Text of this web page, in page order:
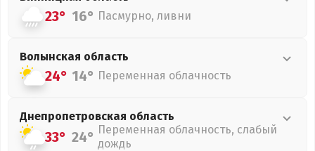
23° 16° Пасмурно, ливни
Волынская область
24° 14° Переменная облачность
Днепропетровская область
33° 24° Переменная облачность, слабый
дождь